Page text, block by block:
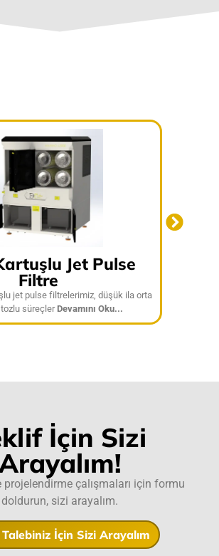
Jet Pulse
Filtre
jet pulse filtrelerimiz, düşük ila orta
süreçler Devamını Oku...
İçin Sizi
projelendirme çalışmaları için formu
doldurun, sizi arayalım.
İçin Sizi Arayalım